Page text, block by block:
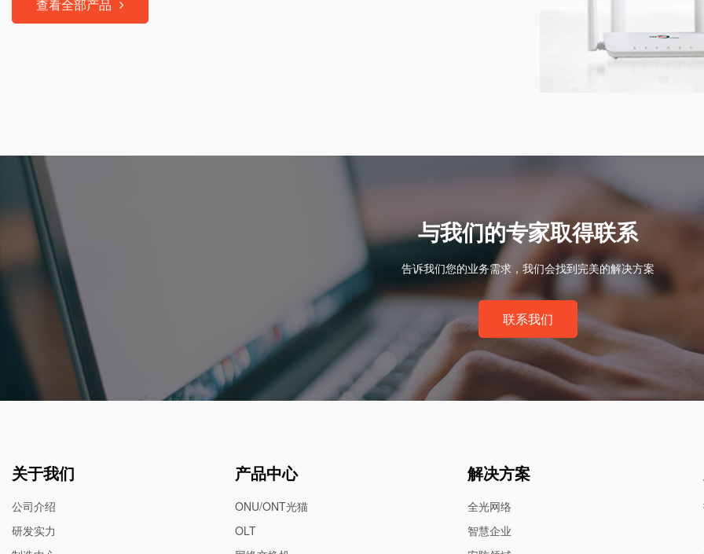
查看全部产品
与我们的专家取得联系
告诉我们您的业务需求，我们会找到完美的解决方案
联系我们
关于我们
公司介绍
研发实力
产品中心
ONU/ONT光猫
OLT
解决方案
全光网络
智慧企业